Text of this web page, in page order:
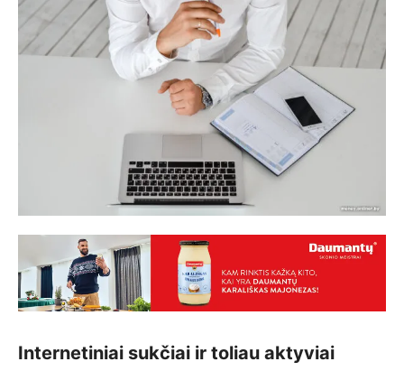
Internetiniai sukčiai ir toliau aktyviai